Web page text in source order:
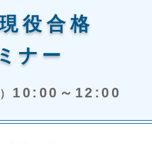
役合格
ナー
10:00～12:00